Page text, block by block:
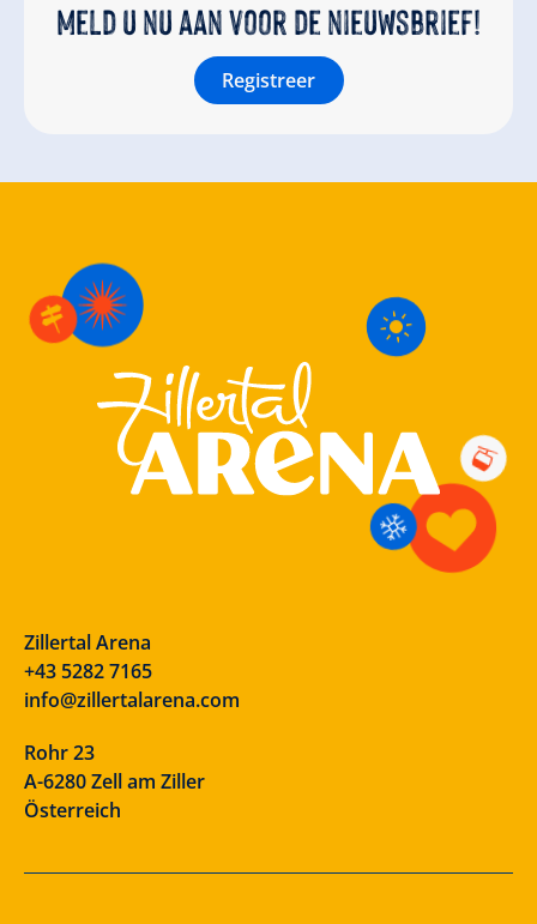
Meld u nu aan voor de nieuwsbrief!
Registreer
Zillertal Arena
+43 5282 7165
info@zillertalarena.com
Rohr 23
A-6280 Zell am Ziller
Österreich